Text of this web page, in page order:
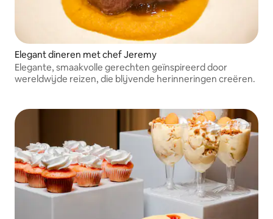
Elegant dineren met chef Jeremy
Elegante, smaakvolle gerechten geïnspireerd door
wereldwijde reizen, die blijvende herinneringen creëren.